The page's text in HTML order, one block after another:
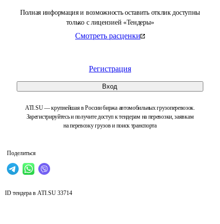
Полная информация и возможность оставить отклик доступны
только с лицензией «Тендеры»
Смотреть расценки
Регистрация
Вход
ATI.SU — крупнейшая в России биржа автомобильных грузоперевозок.
Зарегистрируйтесь и получите доступ к тендерам на перевозки, заявкам
на перевозку грузов и поиск транспорта
Поделиться
ID тендера в ATI.SU 33714